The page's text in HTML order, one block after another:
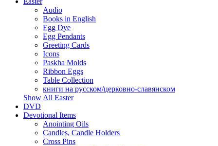
Audio
Books in English
Egg Dye
Egg Pendants
Greeting Cards
Icons
Paskha Molds
Ribbon Eggs
Table Collection
книги на русском/церковно-славянском
Show All Easter
DVD
Devotional Items
Anointing Oils
Candles, Candle Holders
Cross Pins